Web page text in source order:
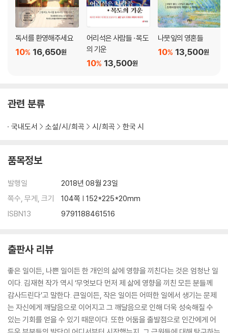
가만히
자랑
태양에 가린 구름
홍길동
지식
굽이굽이
초대장
천민
칠흑
사랑
한결
장난감
비빔밥
욕심
아침
산타 할아버지
정전
독서를 환영해주세요
16,650원
10%
어리석은 사람들 · 목도
의 기운
13,500원
10%
나뭇잎의 영혼들
13,500원
10%
관련 분류
국내도서 소설/시/희곡 시/희곡 한국 시
품목정보
발행일
2018년 08월 23일
쪽수, 무게, 크기
104쪽 | 152*225*20mm
ISBN13
9791188461516
출판사 리뷰
좋은 일이든, 나쁜 일이든 한 개인의 삶에 영향을 끼친다는 것은 엄청난 일
이다. 김재현 작가 역시 ‘무엇보다 먼저 제 삶에 영향을 끼친 모든 분들께
감사드린다’고 말한다. 큰일이든, 작은 일이든 어떠한 일에서 생기는 문제
는 자신에게 깨달음으로 이어지고 그 깨달음으로 인해 더욱 성숙해질 수
있는 기회를 얻을 수 있기 때문이다. 또한 어둠을 출발점으로 인간에게 어